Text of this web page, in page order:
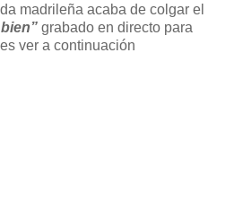
madrileña acaba de colgar el
grabado en directo para
ver a continuación